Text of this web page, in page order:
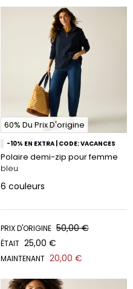
60% Du Prix D'origine
-10% EN EXTRA | CODE: VACANCES
Polaire demi-zip pour femme
bleu
6 couleurs
PRIX D'ORIGINE 50,00 €
ÉTAIT 25,00 €
MAINTENANT 20,00 €